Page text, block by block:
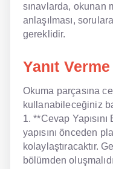
sınavlarda, okunan
anlaşılması,
gereklidir.
Yanıt
Okuma parçasına
kullanabileceğiniz
1. **Cevap Yapısını
yapısını önceden
kolaylaştıracaktır.
bölümden